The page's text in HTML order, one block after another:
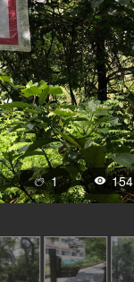
1 154